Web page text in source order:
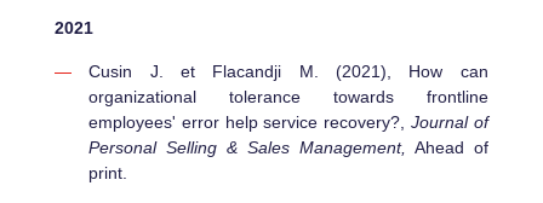
2021
Cusin J. et Flacandji M. (2021), How can
organizational tolerance towards frontline
employees' error help service recovery?, Journal of
Personal Selling & Sales Management,
Ahead of
print.